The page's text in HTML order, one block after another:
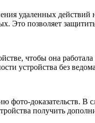
удаленных
Это позволяет
чтобы она
устройства без
фото-доказательств.
получить